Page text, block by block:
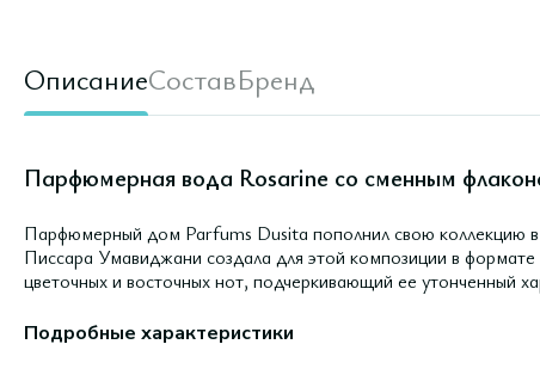
ОписаниеСоставБренд
Парфюмерная вода Rosarine cо сменным
Парфюмерный дом Parfums Dusita пополнил свою коллекцию
Писсара Умавиджани создала для этой композиции в
цветочных и восточных нот, подчеркивающий ее утонченный
Подробные характеристики